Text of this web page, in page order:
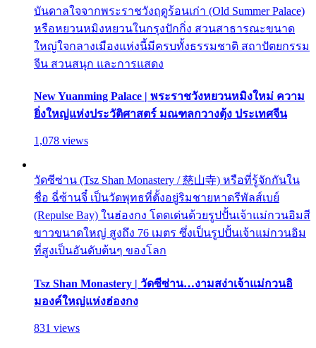
บันดาลใจจากพระราชวังฤดูร้อนเก่า (Old Summer Palace)
หรือหยวนหมิงหยวนในกรุงปักกิ่ง สวนสาธารณะขนาด
ใหญ่ใจกลางเมืองแห่งนี้มีครบทั้งธรรมชาติ สถาปัตยกรรม
จีน สวนสนุก และการแสดง
New Yuanming Palace | พระราชวังหยวนหมิงใหม่ ความ
ยิ่งใหญ่แห่งประวัติศาสตร์ มณฑลกวางตุ้ง ประเทศจีน
1,078 views
วัดซีซ่าน (Tsz Shan Monastery / 慈山寺) หรือที่รู้จักกันใน
ชื่อ ฉี่ซ้านจี๋ เป็นวัดพุทธที่ตั้งอยู่ริมชายหาดรีพัลส์เบย์
(Repulse Bay) ในฮ่องกง โดดเด่นด้วยรูปปั้นเจ้าแม่กวนอิมสี
ขาวขนาดใหญ่ สูงถึง 76 เมตร ซึ่งเป็นรูปปั้นเจ้าแม่กวนอิม
ที่สูงเป็นอันดับต้นๆ ของโลก
Tsz Shan Monastery | วัดซีซ่าน…งามสง่าเจ้าแม่กวนอิ
มองค์ใหญ่แห่งฮ่องกง
831 views